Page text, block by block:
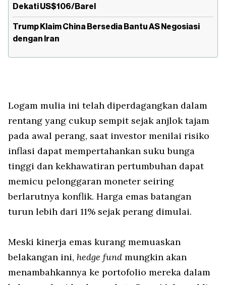
Dekati US$106/Barel
Trump Klaim China Bersedia Bantu AS Negosiasi
dengan Iran
Logam mulia ini telah diperdagangkan dalam
rentang yang cukup sempit sejak anjlok tajam
pada awal perang, saat investor menilai risiko
inflasi dapat mempertahankan suku bunga
tinggi dan kekhawatiran pertumbuhan dapat
memicu pelonggaran moneter seiring
berlarutnya konflik. Harga emas batangan
turun lebih dari 11% sejak perang dimulai.
Meski kinerja emas kurang memuaskan
belakangan ini, hedge fund mungkin akan
menambahkannya ke portofolio mereka dalam